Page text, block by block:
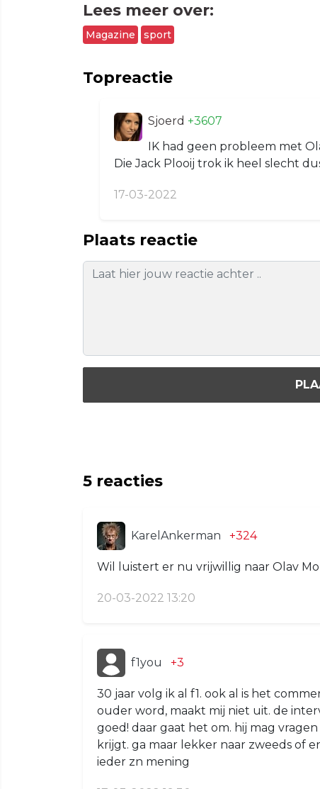
Lees meer over:
Magazine sport
Topreactie
Sjoerd +3607
IK had geen probleem met
Die Jack Plooij trok ik heel slecht
17-03-2022
Plaats reactie
5 reacties
KarelAnkerman +324
Wil luistert er nu vrijwillig naar Olav
20-03-2022 13:20
f1you +3
30 jaar volg ik al f1. ook al is het
ouder word, maakt mij niet uit. de
goed! daar gaat het om. hij mag
krijgt. ga maar lekker naar zweeds of
ieder zn mening